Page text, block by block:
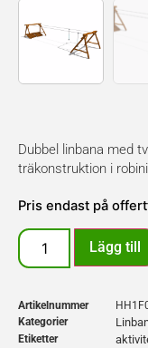
Dubbel linbana med
träkonstruktion i
Pris endast på
Lägg till
Artikelnummer
Kategorier
Etiketter